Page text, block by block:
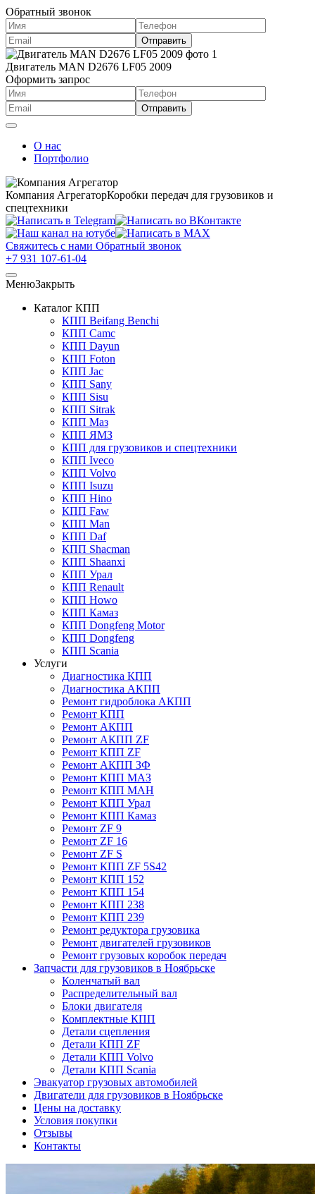
Обратный звонок
Двигатель MAN D2676 LF05 2009
Оформить запрос
О нас
Портфолио
Компания АгрегаторКоробки передач для грузовиков и
спецтехники
Свяжитесь с нами Обратный звонок
+7 931 107-61-04
МенюЗакрыть
Каталог КПП
КПП Beifang Benchi
КПП Camc
КПП Dayun
КПП Foton
КПП Jac
КПП Sany
КПП Sisu
КПП Sitrak
КПП Маз
КПП ЯМЗ
КПП для грузовиков и спецтехники
КПП Iveco
КПП Volvo
КПП Isuzu
КПП Hino
КПП Faw
КПП Man
КПП Daf
КПП Shacman
КПП Shaanxi
КПП Урал
КПП Renault
КПП Howo
КПП Камаз
КПП Dongfeng Motor
КПП Dongfeng
КПП Scania
Услуги
Диагностика КПП
Диагностика АКПП
Ремонт гидроблока АКПП
Ремонт КПП
Ремонт АКПП
Ремонт АКПП ZF
Ремонт КПП ZF
Ремонт АКПП ЗФ
Ремонт КПП МАЗ
Ремонт КПП МАН
Ремонт КПП Урал
Ремонт КПП Камаз
Ремонт ZF 9
Ремонт ZF 16
Ремонт ZF S
Ремонт КПП ZF 5S42
Ремонт КПП 152
Ремонт КПП 154
Ремонт КПП 238
Ремонт КПП 239
Ремонт редуктора грузовика
Ремонт двигателей грузовиков
Ремонт грузовых коробок передач
Запчасти для грузовиков в Ноябрьске
Коленчатый вал
Распределительный вал
Блоки двигателя
Комплектные КПП
Детали сцепления
Детали КПП ZF
Детали КПП Volvo
Детали КПП Scania
Эвакуатор грузовых автомобилей
Двигатели для грузовиков в Ноябрьске
Цены на доставку
Условия покупки
Отзывы
Контакты